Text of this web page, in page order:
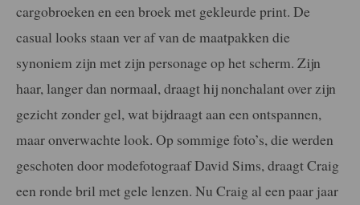
cargobroeken en een broek met gekleurde print. De
casual looks staan ver af van de maatpakken die
synoniem zijn met zijn personage op het scherm. Zijn
haar, langer dan normaal, draagt hij nonchalant over zijn
gezicht zonder gel, wat bijdraagt aan een ontspannen,
maar onverwachte look. Op sommige foto’s, die werden
geschoten door modefotograaf David Sims, draagt Craig
een ronde bril met gele lenzen. Nu Craig al een paar jaar